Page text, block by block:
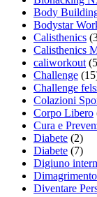
Body
Bodystar
Calisthenics
Calisthenics
caliworkout
Challenge
Challenge
Colazioni
Corpo Libero
Cura e
Diabete (2)
Diabete (7)
Digiuno
Dimagrimento
Diventare